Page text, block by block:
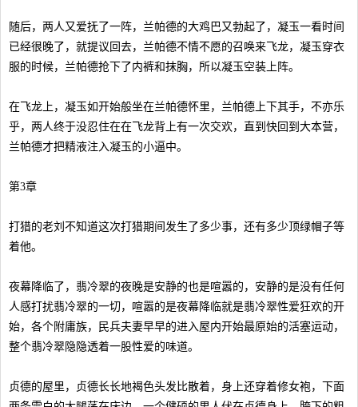
随后，两人又爱抚了一阵，兰帕德的大鸡巴又勃起了，凝玉一看时间
已经很晚了，就提议回去，兰帕德不情不愿的召唤来飞龙，凝玉穿衣
服的时候，兰帕德抢下了内裤和抹胸，所以凝玉空装上阵。
在飞龙上，凝玉如开始般坐在兰帕德怀里，兰帕德上下其手，不亦乐
乎，两人终于没忍住在在飞龙背上有一次交欢，直到快回到大本营，
兰帕德才把精液注入凝玉的小逼中。
第3章
打猎的老刘不知道这次打猎期间发生了多少事，还有多少顶绿帽子等
着他。
夜幕降临了，翡冷翠的夜晚是安静的也是喧嚣的，安静的是没有任何
人感打扰翡冷翠的一切，喧嚣的是夜幕降临就是翡冷翠性爱狂欢的开
始，各个附庸族，民兵夫妻早早的进入屋内开始最原始的活塞运动，
整个翡冷翠隐隐透着一股性爱的味道。
贞德的屋里，贞德长长地褐色头发比散着，身上还穿着修女袍，下面